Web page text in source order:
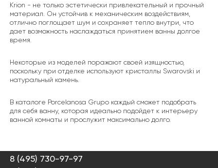
Krion - не только эстетически привлекательный и прочный
материал. Он устойчив к механическим воздействиям,
отлично поглощает шум и сохраняет тепло внутри, что
дает возможность наслаждаться принятием ванны долгое
время.
Некоторые из моделей поражают своей изящностью,
поскольку при отделке используют кристаллы Swarovski и
натуральный камень.
В каталоге Porcelanosa Grupo каждый сможет подобрать
для себя ванну, которая идеально подойдет к интерьеру
ванной комнаты и прослужит максимально долго.
8 (495) 730-97-97